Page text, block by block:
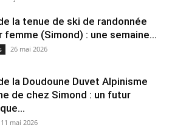
la tenue de ski de randonnée
femme (Simond) : une semaine...
26 mai 2026
la Doudoune Duvet Alpinisme
de chez Simond : un futur
11 mai 2026